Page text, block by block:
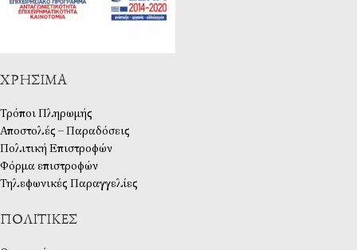
ΧΡΉΣΙΜΑ
Τρόποι Πληρωμής
Αποστολές – Παραδόσεις
Πολιτική Επιστροφών
Φόρμα επιστροφών
Τηλεφωνικές Παραγγελίες
ΠΟΛΙΤΙΚΈΣ